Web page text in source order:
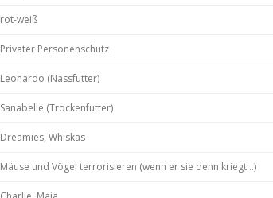
rot-weiß
Privater Personenschutz
Leonardo (Nassfutter)
Sanabelle (Trockenfutter)
Dreamies, Whiskas
Mäuse und Vögel terrorisieren (wenn er sie denn kriegt…)